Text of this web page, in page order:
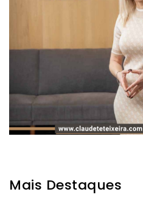
Mais Destaques